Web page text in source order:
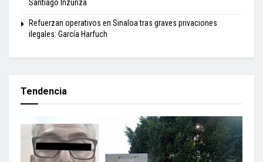
Santiago Inzunza
Refuerzan operativos en Sinaloa tras graves privaciones
ilegales: García Harfuch
Tendencia